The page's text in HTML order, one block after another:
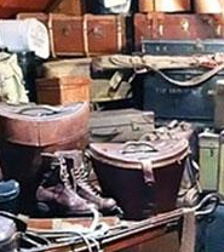
de
est une entreprise
située à l’adresse suivante :
et pertinente en
de notre service. Quel que
prêts à vous satisfaire en